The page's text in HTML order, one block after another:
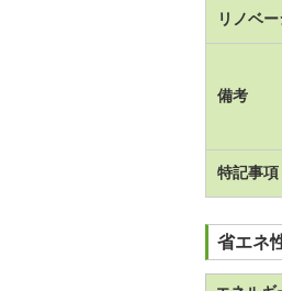
リノベ
備考
特記事項
省エネ